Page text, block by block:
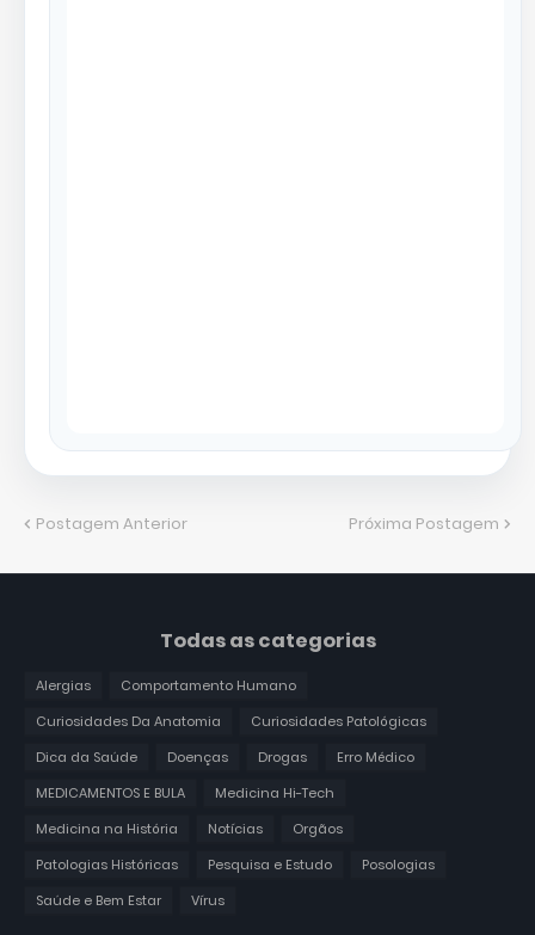
Postagem Anterior Próxima Postagem
Todas as categorias
Alergias
Comportamento Humano
Curiosidades Da Anatomia
Curiosidades Patológicas
Dica da Saúde
Doenças Drogas
Erro Médico
MEDICAMENTOS E BULA
Medicina Hi-Tech
Medicina na História
Notícias
Orgãos
Patologias Históricas
Pesquisa e Estudo
Posologias
Saúde e Bem Estar
Vírus